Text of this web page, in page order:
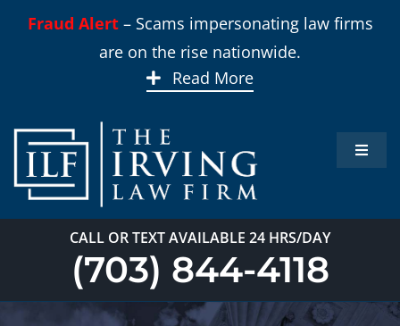
Fraud Alert– Scams impersonating law firms
are on the rise nationwide.
Read More
Toggle
CALL OR TEXT AVAILABLE 24 HRS/DAY
(703) 844-4118